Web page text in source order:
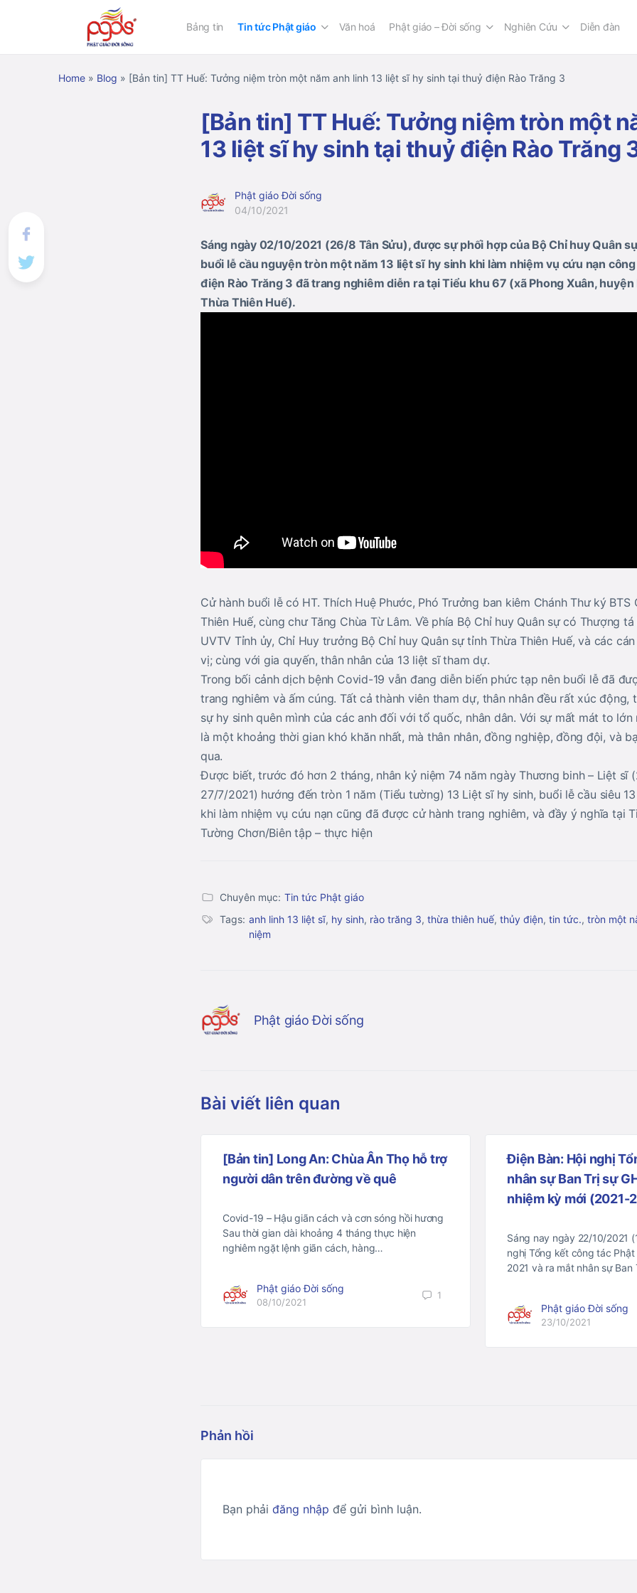
Bảng tin Tin tức Phật giáo Văn hoá Phật giáo – Đời sống Nghiên Cứu Diễn đàn
Home » Blog » [Bản tin] TT Huế: Tưởng niệm tròn một năm anh linh 13 liệt sĩ hy sinh tại thuỷ điện Rào Trăng 3
[Bản tin] TT Huế: Tưởng niệm tròn một
13 liệt sĩ hy sinh tại thuỷ điện Rào Trăng
Phật giáo Đời sống
04/10/2021
Sáng ngày 02/10/2021 (26/8 Tân Sửu), được sự phối hợp của Bộ Chỉ huy Quân
buổi lễ cầu nguyện tròn một năm 13 liệt sĩ hy sinh khi làm nhiệm vụ cứu nạn
điện Rào Trăng 3 đã trang nghiêm diễn ra tại Tiểu khu 67 (xã Phong Xuân,
Thừa Thiên Huế).
Cử hành buổi lễ có HT. Thích Huệ Phước, Phó Trưởng ban kiêm Chánh Thư ký BTS
Thiên Huế, cùng chư Tăng Chùa Từ Lâm. Về phía Bộ Chỉ huy Quân sự có Thượng
UVTV Tỉnh ủy, Chỉ Huy trưởng Bộ Chỉ huy Quân sự tỉnh Thừa Thiên Huế, và các
vị; cùng với gia quyến, thân nhân của 13 liệt sĩ tham dự.
Trong bối cảnh dịch bệnh Covid-19 vẫn đang diễn biến phức tạp nên buổi lễ đã
trang nghiêm và ấm cúng. Tất cả thành viên tham dự, thân nhân đều rất xúc động,
sự hy sinh quên mình của các anh đối với tổ quốc, nhân dân. Với sự mất mát to
là một khoảng thời gian khó khăn nhất, mà thân nhân, đồng nghiệp, đồng đội, và
qua.
Được biết, trước đó hơn 2 tháng, nhân kỷ niệm 74 năm ngày Thương binh – Liệt sĩ
27/7/2021) hướng đến tròn 1 năm (Tiểu tường) 13 Liệt sĩ hy sinh, buổi lễ cầu siêu
khi làm nhiệm vụ cứu nạn cũng đã được cử hành trang nghiêm, và đầy ý nghĩa tại
Tường Chơn/Biên tập – thực hiện
Chuyên mục: Tin tức Phật giáo
Tags: anh linh 13 liệt sĩ, hy sinh, rào trăng 3, thừa thiên huế, thủy điện, tin tức., tròn một
niệm
Phật giáo Đời sống
Bài viết liên quan
[Bản tin] Long An: Chùa Ân Thọ hỗ trợ
người dân trên đường về quê
Covid-19 – Hậu giãn cách và cơn sóng hồi hương
Sau thời gian dài khoảng 4 tháng thực hiện
nghiêm ngặt lệnh giãn cách, hàng…
Phật giáo Đời sống
08/10/2021
1
Điện Bàn: Hội nghị
nhân sự Ban Trị sự
nhiệm kỳ mới (2021-
Sáng nay ngày 22/10/2021
nghị Tổng kết công tác
2021 và ra mắt nhân sự Ban
Phật giáo Đời sống
23/10/2021
Phản hồi
Bạn phải đăng nhập để gửi bình luận.